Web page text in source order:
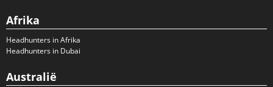
Afrika
Headhunters in Afrika
Headhunters in Dubai
Australië